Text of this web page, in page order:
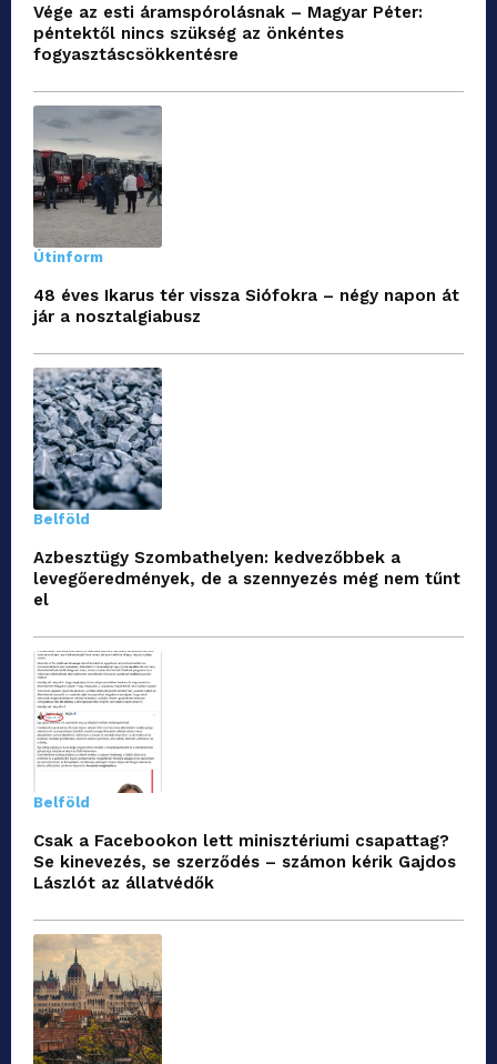
Vége az esti áramspórolásnak – Magyar Péter:
péntektől nincs szükség az önkéntes
fogyasztáscsökkentésre
Útinform
48 éves Ikarus tér vissza Siófokra – négy napon át
jár a nosztalgiabusz
Belföld
Azbesztügy Szombathelyen: kedvezőbbek a
levegőeredmények, de a szennyezés még nem tűnt
el
Belföld
Csak a Facebookon lett minisztériumi csapattag?
Se kinevezés, se szerződés – számon kérik Gajdos
Lászlót az állatvédők